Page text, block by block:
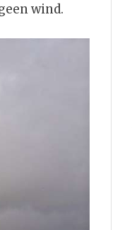
wind.